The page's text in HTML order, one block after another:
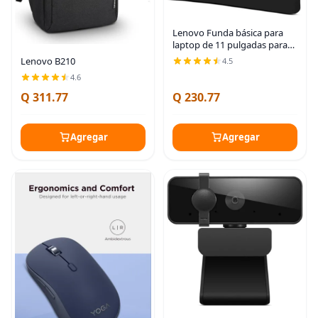
Lenovo B210
4.6
Q 311.77
Agregar
Lenovo Funda básica para
laptop de 11 pulgadas para
notebook/tablet, compatible
con MacBook Air/Pro,
polar suave,
4.5
Q 230.77
Agregar